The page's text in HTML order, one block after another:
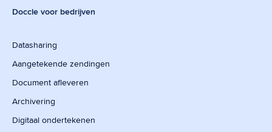
Doccle voor bedrijven
Datasharing
Aangetekende zendingen
Document afleveren
Archivering
Digitaal ondertekenen